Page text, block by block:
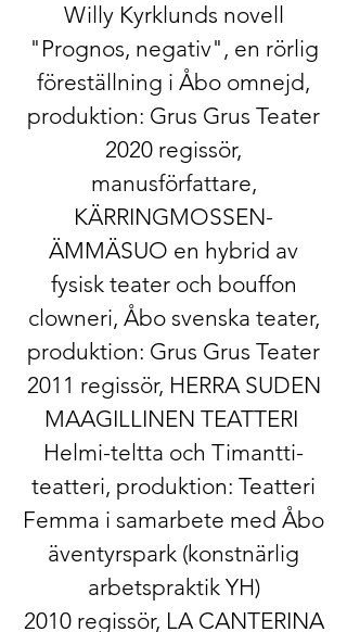
Willy Kyrklunds novell
"Prognos, negativ", en rörlig
föreställning i Åbo omnejd,
produktion: Grus Grus Teater
2020 ​regissör,
manusförfattare,
KÄRRINGMOSSEN-
ÄMMÄSUO ​en hybrid av
fysisk teater och bouffon
clowneri, Åbo svenska teater,
produktion: Grus Grus Teater
2011 ​regissör, HERRA SUDEN
MAAGILLINEN TEATTERI ​
Helmi-teltta och Timantti-
teatteri, produktion: Teatteri
Femma i samarbete med Åbo
äventyrspark (​konstnärlig
arbetspraktik YH)
2010​ regissör, LA CANTERINA